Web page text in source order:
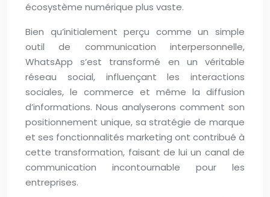
écosystème numérique plus vaste.
Bien qu’initialement perçu comme un simple
outil de communication interpersonnelle,
WhatsApp s’est transformé en un véritable
réseau social, influençant les interactions
sociales, le commerce et même la diffusion
d’informations. Nous analyserons comment son
positionnement unique, sa stratégie de marque
et ses fonctionnalités marketing ont contribué à
cette transformation, faisant de lui un canal de
communication incontournable pour les
entreprises.